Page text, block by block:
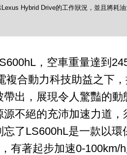
Hybrid Drive的工作狀況，並且將耗
，空車重量達到
複合動力科技助益之下
帶出，展現令人驚豔的
源不絕的充沛加速力道
了LS600hL是一款以環
有著起步加速0-100km/